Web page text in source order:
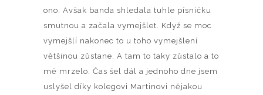
ono. Avšak banda shledala tuhle písničku
smutnou a začala vymejšlet. Když se moc
vymejšlí nakonec to u toho vymejšlení
většinou zůstane. A tam to taky zůstalo a to
mě mrzelo. Čas šel dál a jednoho dne jsem
uslyšel díky kolegovi Martinovi nějakou